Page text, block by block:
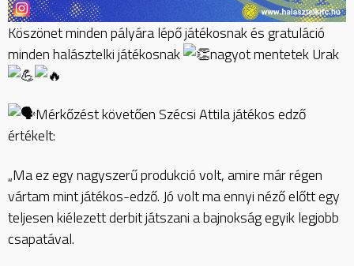
Köszönet minden pályára lépő játékosnak és gratuláció
minden halásztelki játékosnak
nagyot mentetek Urak
Mérkőzést követően Szécsi Attila játékos edző
értékelt:
„Ma ez egy nagyszerű produkció volt, amire már régen
vártam mint játékos-edző. Jó volt ma ennyi néző előtt egy
teljesen kiélezett derbit játszani a bajnokság egyik legjobb
csapatával.